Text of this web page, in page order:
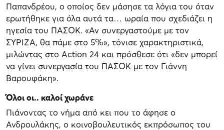
Παπανδρέου, ο οποίος δεν μάσησε τα λόγια του όταν
ερωτήθηκε για όλα αυτά τα… ωραία που σχεδιάζει η
ηγεσία του ΠΑΣΟΚ. «Αν συνεργαστούμε με τον
ΣΥΡΙΖΑ, θα πάμε στο 5%», τόνισε χαρακτηριστικά,
μιλώντας στο Action 24 και πρόσθεσε ότι «δεν μπορεί
να γίνει συνεργασία του ΠΑΣΟΚ με τον Γιάννη
Βαρουφάκη».
Όλοι οι.. καλοί χωράνε
Πιάνοντας το νήμα από κει που το άφησε ο
Ανδρουλάκης, ο κοινοβουλευτικός εκπρόσωπος του